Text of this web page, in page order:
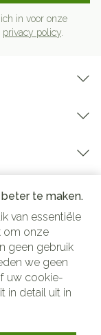
te maken.
van essentiële
om onze
geen gebruik
we geen
uw cookie-
in detail uit in
in voor onze
privacy policy